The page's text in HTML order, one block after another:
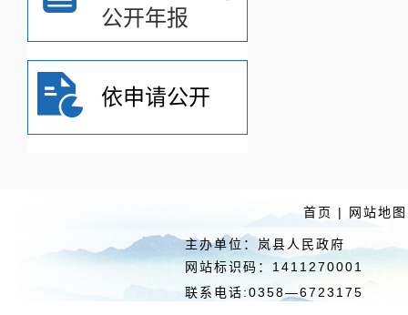
公开年报
依申请公开
首页 | 网站地图
主办单位：岚县人民政府
网站标识码：
联系电话